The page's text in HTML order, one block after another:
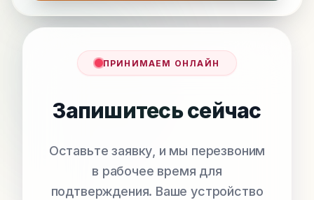
ПРИНИМАЕМ ОНЛАЙН
Запишитесь сейчас
Оставьте заявку, и мы перезвоним
в рабочее время для
подтверждения. Ваше устройство